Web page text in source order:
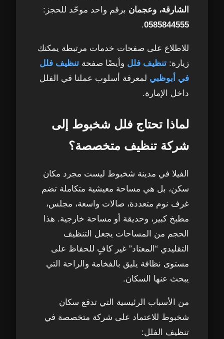
12 أسعار تنظيف الفلل في شخبوط – كيف يتم
تحديد التكلفة؟
13 1. مساحة الفيلا وعدد الغرف
14 2. نوع الخدمة المطلوبة
18 متوسط أسعار تنظيف الفلل في شخبوط
19
المعدات المستخدمة في تنظيف الفلل في
شخبوط – تجهيزات احترافية للنتائج المثالية
20 1. مكانس كهربائية احترافية عالية القوة
21 2. أجهزة البخار للتعقيم والتنظيف العميق
22 3. أجهزة تنظيف الكنب والاستخراج العميق
23 4. معدات جلي وتلميع الرخام
الشارقة، وعجمان برقم واحد موحّد للحجز:
0585844555
.
للاطلاع على صفحات خدمات مرتبطة يمكنك
زيارة: تنظيف فلل وأيضًا صفحة تنظيف فلل
في أبوظبي لمعرفة أسلوب عملنا في الفلل
داخل الإمارة.
لماذا تحتاج فلل شخبوط إلى
شركة تنظيف متخصصة؟
الفيلا في مدينة شخبوط ليست مجرد مكان
سكن، بل هي مساحة معيشية متكاملة تضم
غرف نوم متعددة، صالات واسعة، مجلس،
مطبخ كبير، وحديقة أو مساحة خارجية. هذا
الحجم من المساحات يجعل التنظيف
التقليدي “المعتاد” غير كافٍ للحفاظ على
مستوى نظافة يليق بالفخامة والراحة التي
يبحث عنها السكان.
من الأسباب الرئيسية التي تدفع سكان
شخبوط للاعتماد على شركة متخصصة في
تنظيف الفلل: